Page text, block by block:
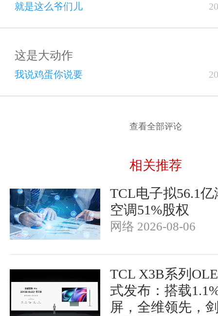
就是这么爷们儿
这是大动作
我说鸡蛋你说要
查看全部评论
相关推荐
TCL电子拟56.1
空调51%股权
网络 2026-08-06
TCL X3B系列
式发布：搭载
屏，全维领先，